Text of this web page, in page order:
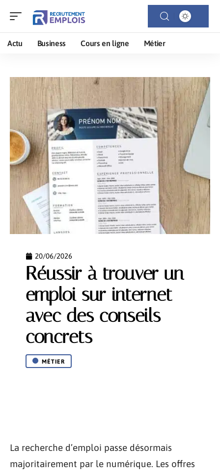
Actu Business Cours en ligne Métier
20/06/2026
Réussir à trouver un
emploi sur internet
avec des conseils
concrets
MÉTIER
La recherche d’emploi passe désormais
majoritairement par le numérique. Les offres